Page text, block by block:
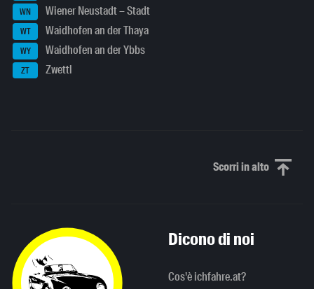
WN Wiener Neustadt – Stadt
WT Waidhofen an der Thaya
WY Waidhofen an der Ybbs
ZT Zwettl
Scorri in altoScorri in alto
Dicono di noi
Cos'è ichfahre.at?